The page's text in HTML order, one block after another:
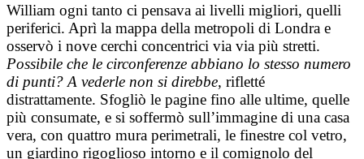
William ogni tanto ci pensava ai livelli migliori, quelli
periferici. Aprì la mappa della metropoli di Londra e
osservò i nove cerchi concentrici via via più stretti.
Possibile che le circonferenze abbiano lo stesso numero
di punti? A vederle non si direbbe, rifletté
distrattamente. Sfogliò le pagine fino alle ultime, quelle
più consumate, e si soffermò sull’immagine di una casa
vera, con quattro mura perimetrali, le finestre col vetro,
un giardino rigoglioso intorno e il comignolo del